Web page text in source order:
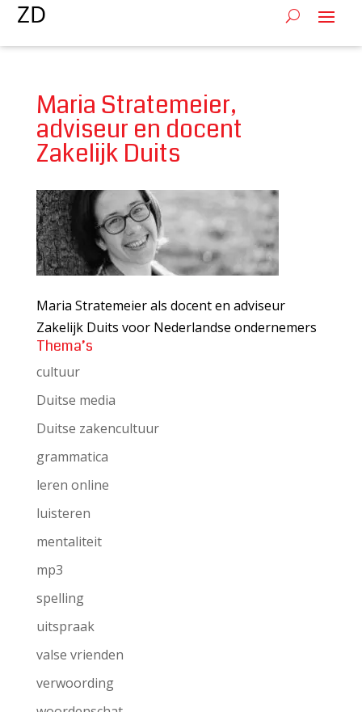
Maria Stratemeier,
adviseur en docent
Zakelijk Duits
Maria Stratemeier als docent en adviseur
Zakelijk Duits voor Nederlandse ondernemers
Thema’s
cultuur
Duitse media
Duitse zakencultuur
grammatica
leren online
luisteren
mentaliteit
mp3
spelling
uitspraak
valse vrienden
verwoording